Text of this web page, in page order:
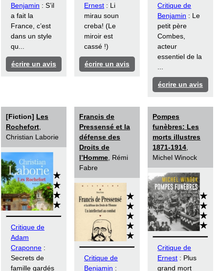
Benjamin : S’il
a fait la
France, c’est
dans un style
qu...
écrire un avis
Ernest : Li
mirau soun
creba! (Le
miroir est
cassé !)
écrire un avis
Critique de
Benjamin : Le
petit père
Combes,
acteur
essentiel de la
écrire un avis
[Fiction] Les
Rochefort
Christian Laborie
Critique de
Adam
Craponne :
Secrets de
famille gardés
Francis de
Pressensé et la
défense des
Droits de
l’Homme , Rémi
Fabre
Critique de
Benjamin :
Pompes
funèbres: Les
morts illustres
1871-1914
Michel Winock
Critique de
Ernest : Plus
grand mort